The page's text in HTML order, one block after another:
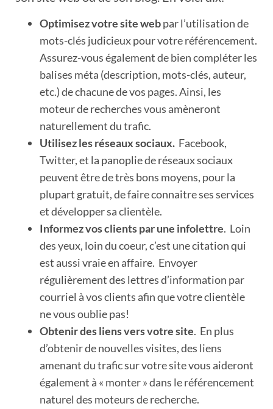
Optimisez votre site webpar l’utilisation de
mots-clés judicieux pour votre référencement.
Assurez-vous également de bien compléter les
balises méta (description, mots-clés, auteur,
etc.) de chacune de vos pages. Ainsi, les
moteur de recherches vous amèneront
naturellement du trafic.
Utilisez les réseaux sociaux. Facebook,
Twitter, et la panoplie de réseaux sociaux
peuvent être de très bons moyens, pour la
plupart gratuit, de faire connaitre ses services
et développer sa clientèle.
Informez vos clients par une infolettre. Loin
des yeux, loin du coeur, c’est une citation qui
est aussi vraie en affaire. Envoyer
régulièrement des lettres d’information par
courriel à vos clients afin que votre clientèle
ne vous oublie pas!
Obtenir des liens vers votre site. En plus
d’obtenir de nouvelles visites, des liens
amenant du trafic sur votre site vous aideront
également à « monter » dans le référencement
naturel des moteurs de recherche.